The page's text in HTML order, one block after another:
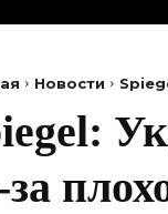
Новости
за